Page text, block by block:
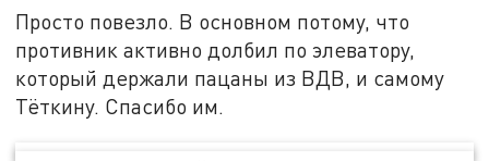
Просто повезло. В основном потому, что
противник активно долбил по элеватору,
который держали пацаны из ВДВ, и самому
Тёткину. Спасибо им.